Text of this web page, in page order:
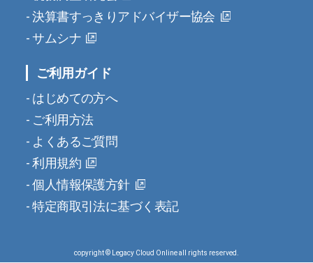
決算書すっきりアドバイザー協会
サムシナ
ご利用ガイド
はじめての方へ
ご利用方法
よくあるご質問
利用規約
個人情報保護方針
特定商取引法に基づく表記
copyright © Legacy Cloud Online all rights reserved.